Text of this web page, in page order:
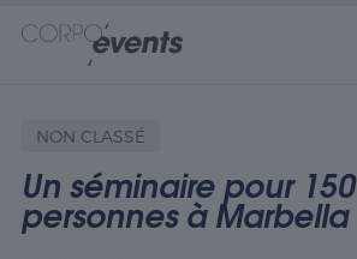
NON CLASSÉ
Un séminaire pour 150
personnes à Marbella